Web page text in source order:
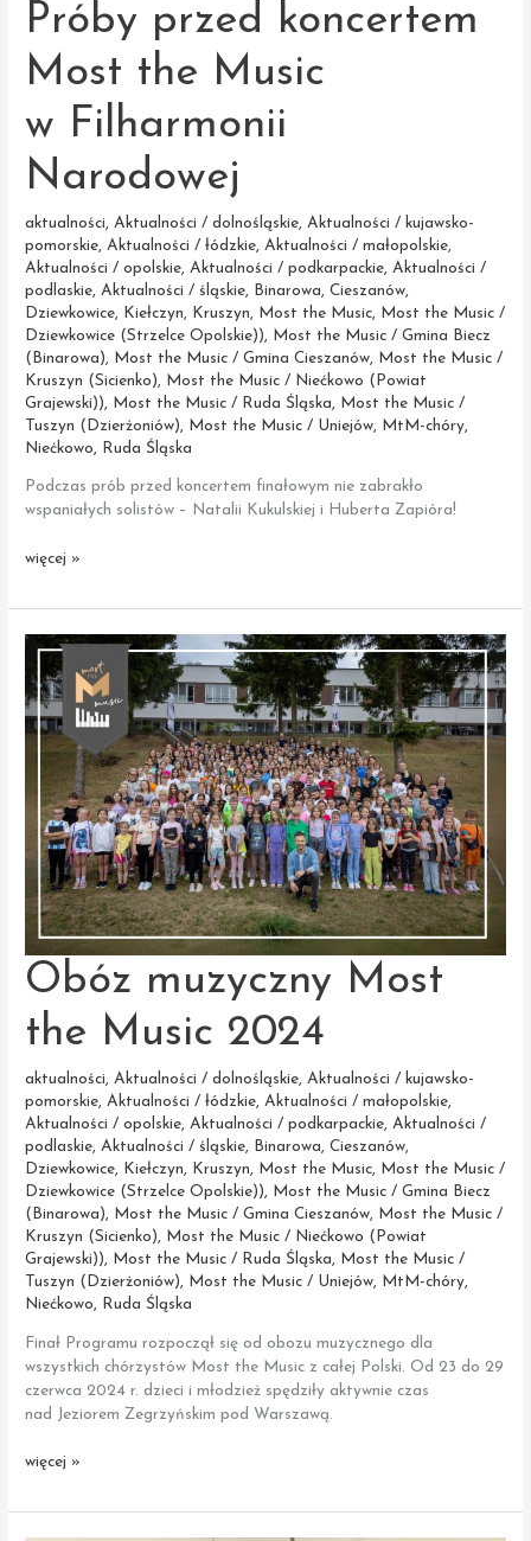
Próby przed koncertem
Most the Music
w Filharmonii
Narodowej
aktualności,Aktualności / dolnośląskie,Aktualności / kujawsko-
pomorskie,Aktualności / łódzkie,Aktualności / małopolskie,
Aktualności / opolskie,Aktualności / podkarpackie,Aktualności /
podlaskie,Aktualności / śląskie, Binarowa,Cieszanów,
Dziewkowice, Kiełczyn, Kruszyn, Most the Music,
Most the Music /
Dziewkowice (Strzelce Opolskie)),
Most the Music / Gmina Biecz
(Binarowa), Most the Music / Gmina Cieszanów,
Most the Music /
Kruszyn (Sicienko),
Most the Music / Niećkowo (Powiat
Grajewski)), Most the Music / Ruda Śląska,
Most the Music /
Tuszyn (Dzierżoniów), Most the Music / Uniejów, MtM-chóry,
Niećkowo, Ruda Śląska
Podczas prób przed koncertem finałowym nie zabrakło
wspaniałych solistów – Natalii Kukulskiej i Huberta Zapióra!
Próby
Most
Music
w Filharmonii
Narodowej
więcej »
Obóz muzyczny Most
the Music 2024
aktualności,Aktualności / dolnośląskie,Aktualności / kujawsko-
pomorskie,Aktualności / łódzkie,Aktualności / małopolskie,
Aktualności / opolskie,Aktualności / podkarpackie,Aktualności /
podlaskie,Aktualności / śląskie, Binarowa,Cieszanów,
Dziewkowice, Kiełczyn, Kruszyn, Most the Music,
Most the Music /
Dziewkowice (Strzelce Opolskie)),
Most the Music / Gmina Biecz
(Binarowa), Most the Music / Gmina Cieszanów,
Most the Music /
Kruszyn (Sicienko),
Most the Music / Niećkowo (Powiat
Grajewski)), Most the Music / Ruda Śląska,
Most the Music /
Tuszyn (Dzierżoniów), Most the Music / Uniejów, MtM-chóry,
Niećkowo, Ruda Śląska
Finał Programu rozpoczął się od obozu muzycznego dla
wszystkich chórzystów Most the Music z całej Polski. Od 23 do 29
czerwca 2024 r. dzieci i młodzież spędziły aktywnie czas
nad Jeziorem Zegrzyńskim pod Warszawą.
Obóz
Most
więcej »